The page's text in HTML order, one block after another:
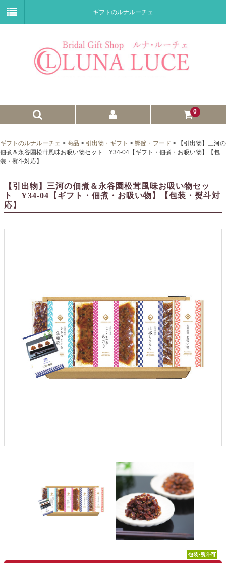
ギフトのルナルーチェ
0
プチギフト
子育て卒業証書
引出物ギフト
カタログギフト
ブライダルバッグ
演出用品
無料サンプル・資料請求
ギフトのルナルーチェ > 商品 > 引出物・ギフト > 鰹節・フード >
【引出物】三河の
佃煮＆永谷園松茸風味お吸い物セット Y34-04【ギフト・佃煮・お吸い物】【包
装・熨斗対応】
【引出物】三河の佃煮＆永谷園松茸風味お吸い物セッ
ト Y34-04【ギフト・佃煮・お吸い物】【包装・熨斗対
応】
包装･熨斗可